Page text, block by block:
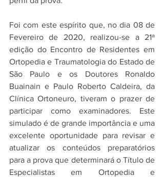
Foi com este espírito que, no dia 08 de
Fevereiro de 2020, realizou-se a 21ª
edição do Encontro de Residentes em
Ortopedia e Traumatologia do Estado de
São Paulo e os Doutores Ronaldo
Buainain e Paulo Roberto Caldeira, da
Clínica Ortoneuro, tiveram o prazer de
participar como examinadores. Este
simulado é de grande importância e uma
excelente oportunidade para revisar e
atualizar os conteúdos preparatórios
para a prova que determinará o Título de
Especialistas em Ortopedia e